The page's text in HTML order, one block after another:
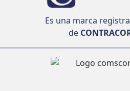
Es una marca
de